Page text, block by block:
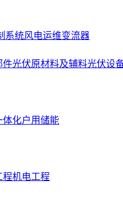
系统风电运维变流器
件光伏原材料及辅料光伏设
体化户用储能
程机电工程